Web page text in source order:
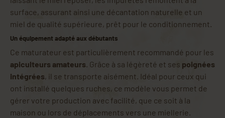
surface, assurant ainsi une décantation naturelle et un
miel de qualité supérieure, prêt pour le conditionnement.
Un équipement adapté aux débutants
Ce maturateur est particulièrement recommandé pour les
apiculteurs amateurs. Grâce à sa légèreté et ses poignées
intégrées, il se transporte aisément. Idéal pour ceux qui
ont installé quelques ruches, ce modèle vous permet de
gérer votre production avec facilité, que ce soit à la
maison ou lors de déplacements vers une miellerie.